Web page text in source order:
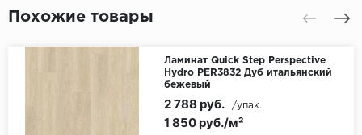
Похожие товары
Ламинат Quick Step Perspective
Hydro PER3832 Дуб итальянский
бежевый
1 850 руб./м²
2 788 руб. /упак.